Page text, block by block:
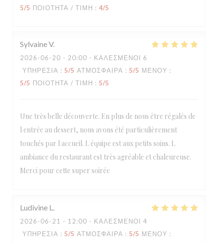
5/5 ΠΟΙΌΤΗΤΑ / ΤΙΜΉ : 4/5
SylvaineV
2026-06-20 - 20:00 - ΚΑΛΕΣΜΈΝΟΙ 6
ΥΠΗΡΕΣΊΑ : 5/5 ΑΤΜΌΣΦΑΙΡΑ : 5/5 ΜΕΝΟΎ :
5/5 ΠΟΙΌΤΗΤΑ / ΤΙΜΉ : 5/5
Une très belle découverte. En plus de nous être régalés de
l entrée au dessert, nous avons été particulièrement
touchés par l accueil. L équipe est aux petits soins. L
ambiance du restaurant est très agréable et chaleureuse.
Merci pour cette super soirée
Ludivine L
2026-06-21 - 12:00 - ΚΑΛΕΣΜΈΝΟΙ 4
ΥΠΗΡΕΣΊΑ : 5/5 ΑΤΜΌΣΦΑΙΡΑ : 5/5 ΜΕΝΟΎ :